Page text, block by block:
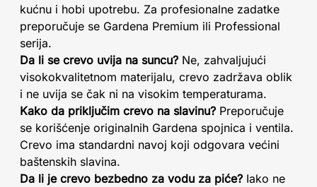
kućnu i hobi upotrebu. Za profesionalne zadatke
preporučuje se Gardena Premium ili Professional
serija.
Da li se crevo uvija na suncu? Ne, zahvaljujući
visokokvalitetnom materijalu, crevo zadržava oblik
i ne uvija se čak ni na visokim temperaturama.
Kako da priključim crevo na slavinu? Preporučuje
se korišćenje originalnih Gardena spojnica i ventila.
Crevo ima standardni navoj koji odgovara većini
baštenskih slavina.
Da li je crevo bezbedno za vodu za piće? Iako ne